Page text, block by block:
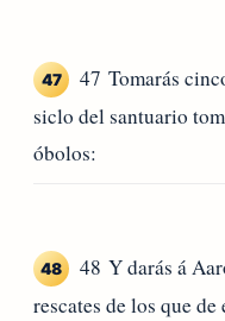
47
47 Tomarás
siclo del santuario
óbolos:
48
48 Y darás á
rescates de los que